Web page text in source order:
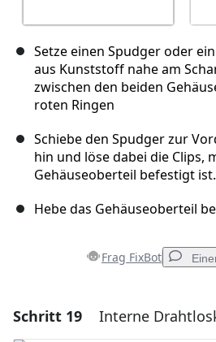
Setze einen Spudger oder
aus Kunststoff nahe am
zwischen den beiden
roten Ringen
Schiebe den Spudger zur
hin und löse dabei die Clips,
Gehäuseoberteil befestigt ist.
Hebe das Gehäuseoberteil
Frag FixBot
Einen Kommentar
Schritt 19 Interne